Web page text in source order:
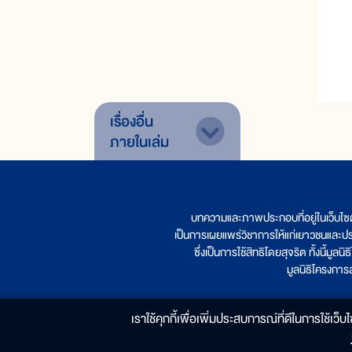
เรื่องอื่น
ภายในเล่ม
บทความและภาพประกอบที่อยู่ในเว็บ
เป็นการเผยแพร่วิชาการให้แก่เยาวชนแล
ซึ่งเป็นการใช้สิทธิโดยสุจริต ทั้งนี้มูลนิ
มูลนิธิโครงกา
เราใช้คุกกี้เพื่อเพิ่มประสบการณ์ที่ดีในการใช้เว็บ